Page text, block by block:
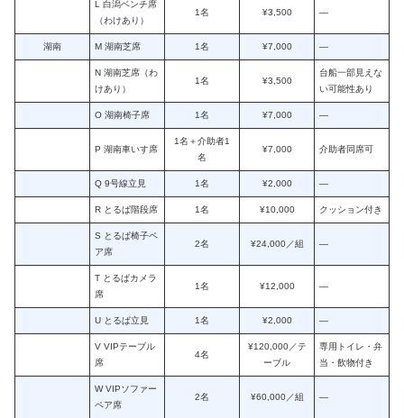
L 白潟ベンチ席
（わけあり）
1名 ¥3,500 —
湖南 M 湖南芝席 1名 ¥7,000 —
N 湖南芝席（わ
けあり）
1名 ¥3,500
台船一部見えな
い可能性あり
O 湖南椅子席 1名 ¥7,000 —
P 湖南車いす席
1名＋介助者1
名
¥7,000 介助者同席可
Q 9号線立見 1名 ¥2,000 —
R とるぱ階段席 1名 ¥10,000 クッション付き
S とるぱ椅子ペ
ア席
2名 ¥24,000／組 —
T とるぱカメラ
席
1名 ¥12,000 —
U とるぱ立見 1名 ¥2,000 —
V VIPテーブル
席
4名
¥120,000／テ
ーブル
専用トイレ・弁
当・飲物付き
W VIPソファー
ペア席
2名 ¥60,000／組 —